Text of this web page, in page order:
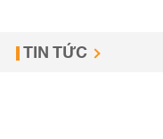
TIN TỨC